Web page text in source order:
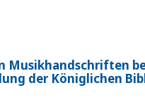
Musikhandschriften
der Königlichen